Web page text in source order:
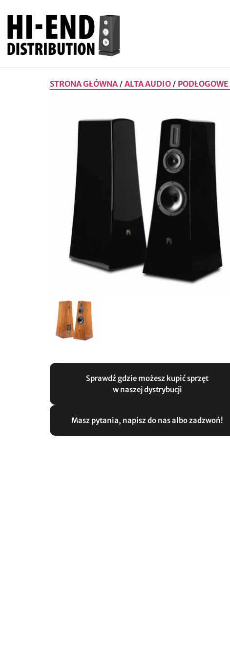
STRONA GŁÓWNA / ALTA AUDIO / PODŁOGOWE
Sprawdź gdzie możesz kupić sprzęt
w naszej dystrybucji
Masz pytania, napisz do nas albo zadzwoń!